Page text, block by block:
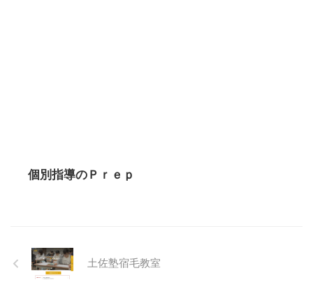
個別指導のＰｒｅｐ
土佐塾宿毛教室